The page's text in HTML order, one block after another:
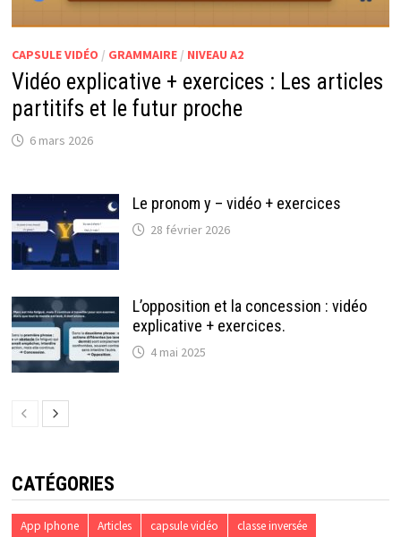
CAPSULE VIDÉO / GRAMMAIRE/ NIVEAU A2
Vidéo explicative + exercices : Les articles
partitifs et le futur proche
6 mars 2026
Le pronom y – vidéo + exercices
28 février 2026
L’opposition et la concession : vidéo
explicative + exercices.
4 mai 2025
CATÉGORIES
App Iphone Articles capsule vidéo
classe inversée